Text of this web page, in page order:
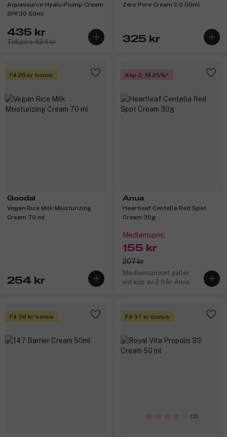
Aquasource Hyalu Plump Cream
SPF30 50ml
435 kr
Tidigare 484 kr
Zero Pore Cream 2.0 50ml
325 kr
Få 26 kr bonus
Goodal
Vegan Rice Milk Moisturizing
Cream 70 ml
254 kr
Köp 2, få 25%
Anua
Heartleaf Centella Red Spot
Cream 30g
Medlemspris:
155 kr
207 kr
Medlemspriset gäller
vid köp av 2 från Anua
Få 38 kr bonus Få 37 kr bonus
(3)